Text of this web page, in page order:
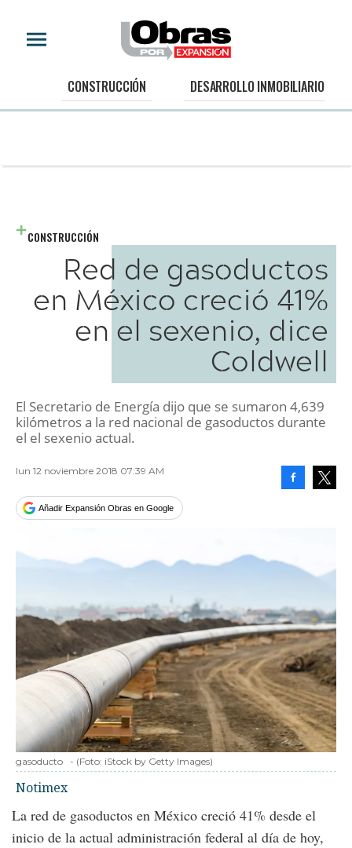
CONSTRUCCIÓN DESARROLLO INMOBILIARIO
CONSTRUCCIÓN
Red de gasoductos
en México creció 41%
en el sexenio, dice
Coldwell
El Secretario de Energía dijo que se sumaron 4,639
kilómetros a la red nacional de gasoductos durante
el el sexenio actual.
lun 12 noviembre 2018 07:39 AM
Añadir Expansión Obras en Google
gasoducto - (Foto: iStock by Getty Images)
Notimex
La red de gasoductos en México creció 41% desde el
inicio de la actual administración federal al día de hoy,